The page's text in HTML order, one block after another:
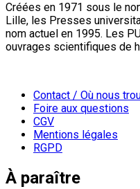
Créées en 1971 sous le
Lille, les Presses
nom actuel en 1995. Les
ouvrages scientifiques de
Contact / Où nous
Foire aux questions
CGV
Mentions légales
RGPD
À paraître